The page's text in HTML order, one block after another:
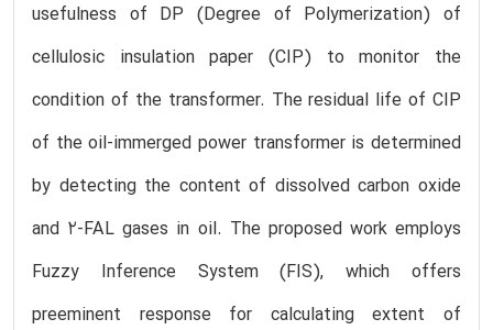
usefulness of DP (Degree of Polymerization) of
cellulosic insulation paper (CIP) to monitor the
condition of the transformer. The residual life of CIP
of the oil-immerged power transformer is determined
by detecting the content of dissolved carbon oxide
and 2-FAL gases in oil. The proposed work employs
Fuzzy Inference System (FIS), which offers
preeminent response for calculating extent of